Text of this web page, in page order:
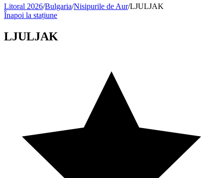
Litoral 2026/Bulgaria/Nisipurile de Aur/LJULJAK
Înapoi la stațiune
LJULJAK